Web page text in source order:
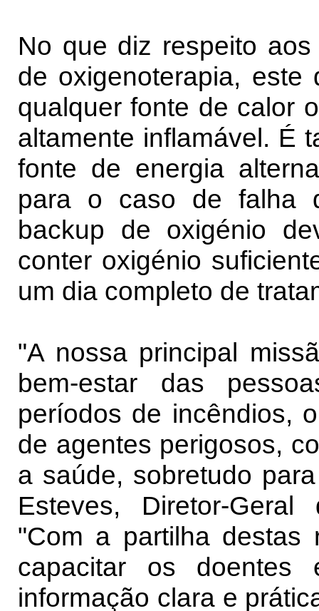
No que diz respeito
de oxigenoterapia,
qualquer fonte de calor
altamente inflamável. É
fonte de energia
para o caso de falha
backup de oxigénio
conter oxigénio
um dia completo de
"A nossa principal
bem-estar das
períodos de incêndios,
de agentes perigosos,
a saúde, sobretudo
Esteves, Diretor-
"Com a partilha destas
capacitar os
informação clara e